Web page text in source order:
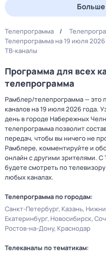
Больше
Телепрограмма
Телепрограмма на 19 июля
ТВ-каналы
Программа для всех
телепрограмма
Рамблер/телепрограмма — это
каналов на 19 июля 2026 года.
день в городе Набережных
телепрограмма позволит
передач, чтобы вы ничего не
Рамблере, комментируйте и
онлайн с другими зрителями.
будете смотреть по
любых каналах.
Телепрограмма по городам:
Санкт-Петербург Казань
Екатеринбург Новосибирск
Ростов-на-Дону Краснодар
Телеканалы по тематикам: